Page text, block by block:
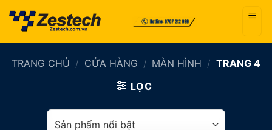
qua
TRANG CHỦ / CỬA HÀNG / MÀN HÌNH / TRANG 4
LỌC